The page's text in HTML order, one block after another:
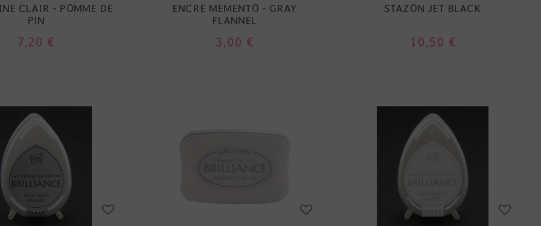
CLAIR - POMME DE
PIN
7,20 €
ENCRE MEMENTO - GRAY
FLANNEL
3,00 €
STAZON JET BLACK
10,50 €